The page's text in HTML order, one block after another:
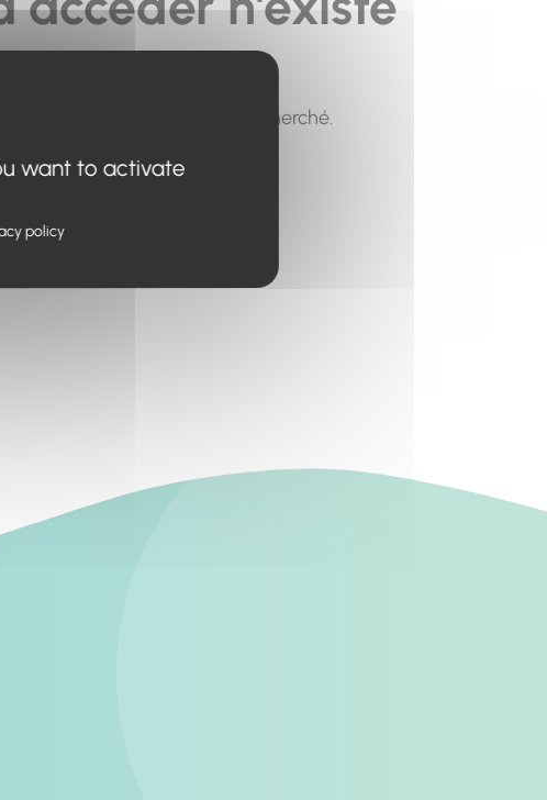
pour trouver le contenu recherché.
want to activate
policy